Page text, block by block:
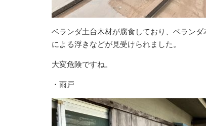
ベランダ土台木材が腐食しており、ベラン
による浮きなどが見受けられました。
大変危険ですね。
・雨戸